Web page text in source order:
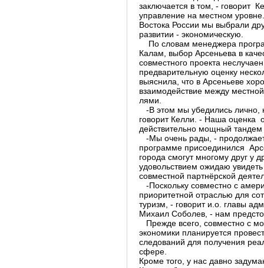
заключается в том, - говорит
управление на местном
Востока России мы выбрали
развитии - эко­номическую.
По словам менеджера
Калам, выбор Арсеньева в
совместного проекта
предварительную оценку
выяснила, что в Арсеньеве
взаимодействие между
лями.
-В этом мы убедились лично,
говорит Келли. - Наша оценка
действительно мощный
-Мы очень рады, -
программе присоединился
города смогут многому друг у
удовольствием ожидаю
совместной партнёрской
-Поскольку совместно с
приоритетной отраслью для
туризм, - говорит и.о. главы
Михаил Соболев, - нам
Прежде всего, совместно с
экономики планиру­ется
следований для получения
сфере.
Кроме того, у нас давно